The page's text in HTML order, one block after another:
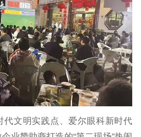
机关党建
闻 学习在线
文化人才
才 职称评审
数据资源
公共服务
文明实践点、爱尔眼科新时代